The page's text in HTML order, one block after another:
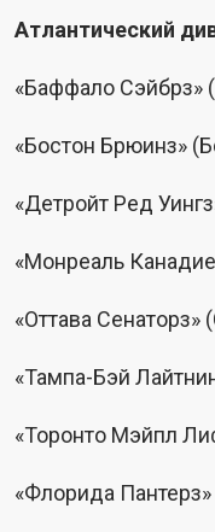
Атлантический
«Баффало
«Бостон Брюинз»
«Детройт Ред
«Монреаль
«Оттава Сенаторз»
«Тампа-Бэй
«Торонто Мэйпл
«Флорида